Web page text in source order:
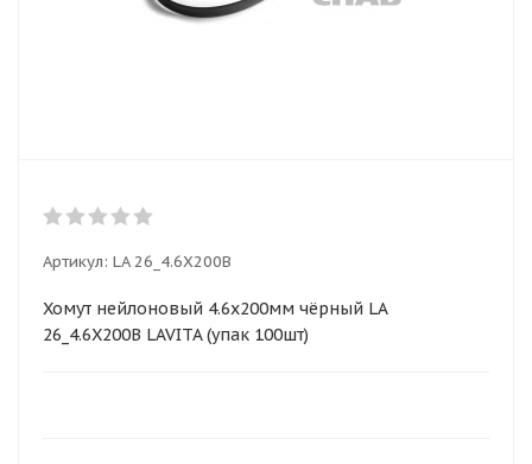
Артикул: LA 26_4.6X200B
Хомут нейлоновый 4.6x200мм чёрный LA
26_4.6X200B LAVITA (упак 100шт)